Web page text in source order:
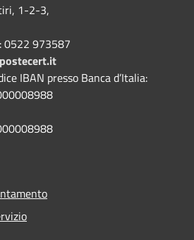
1-2-3,
0522 973587
IBAN presso Banca d’Italia: